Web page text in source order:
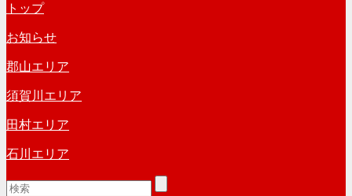
ー
カ
イ
ブ
トップ
お知らせ
郡山エリア
須賀川エリア
田村エリア
石川エリア